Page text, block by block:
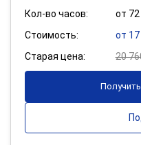
Кол-во часов:
от 72
Стоимость:
от 17
Старая цена:
20